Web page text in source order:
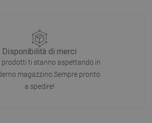
Disponibilità di merci
prodotti ti stanno aspettando in
magazzino.Sempre pronto
a spedire!